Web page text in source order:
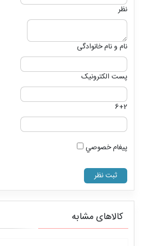
نظر
نام و نام خانوادگی
پست الکترونیک
6+2
پيغام خصوصي
کالاهای مشابه